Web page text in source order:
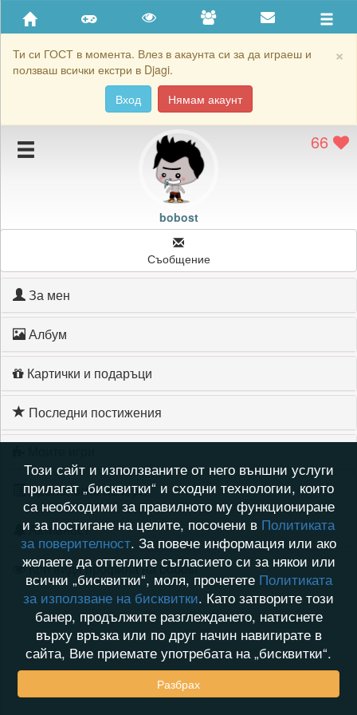
×
Ти си ГОСТ в момента. Влез в акаунта си за да играеш и
ползваш всички екстри в Djagi.
Вход
Нямам акаунт
Приятели
Хронология на игри
Подаръците на bobost 66
bobost
Съобщение
За мен
Албум
Картички и подаръци
Последни постижения
Хронология на игри
Активност
Кой видя профила на bobost
Този сайт и използваните от него външни услуги
прилагат „бисквитки“ и сходни технологии, които
са необходими за правилното му функциониране
и за постигане на целите, посочени в Политиката
за поверителност. За повече информация или ако
желаете да оттеглите съгласието си за някои или
всички „бисквитки“, моля, прочетете Политиката
за използване на бисквитки. Като затворите този
банер, продължите разглеждането, натиснете
върху връзка или по друг начин навигирате в
сайта, Вие приемате употребата на „бисквитки“.
Разбрах